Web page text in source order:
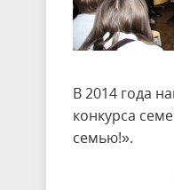
В 2014 года
конкурса
семью!».